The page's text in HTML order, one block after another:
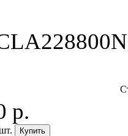
р.